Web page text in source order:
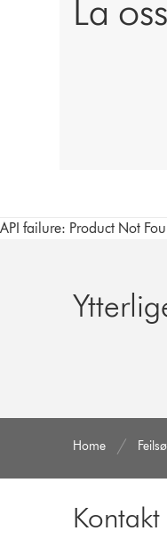
La
API failure: Product Not
Home
Kontakt